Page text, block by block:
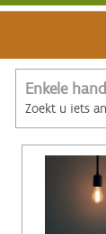
Enkele
Zoekt u iets